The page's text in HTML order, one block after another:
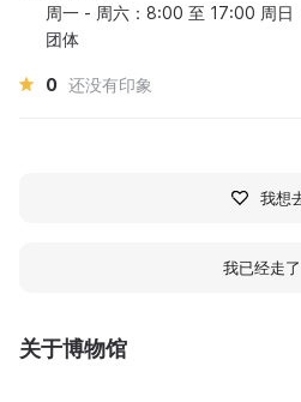
关于博物馆
周一 - 周六：8:00 至 17:00 周日
团体
0 还没有印象
我想
我已经走了